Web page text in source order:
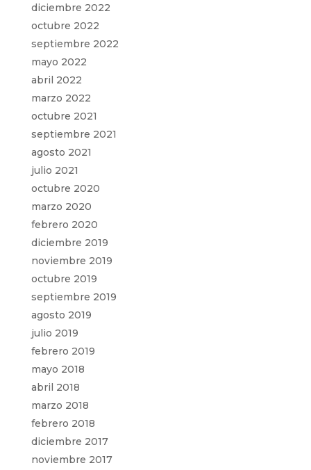
diciembre 2022
octubre 2022
septiembre 2022
mayo 2022
abril 2022
marzo 2022
octubre 2021
septiembre 2021
agosto 2021
julio 2021
octubre 2020
marzo 2020
febrero 2020
diciembre 2019
noviembre 2019
octubre 2019
septiembre 2019
agosto 2019
julio 2019
febrero 2019
mayo 2018
abril 2018
marzo 2018
febrero 2018
diciembre 2017
noviembre 2017